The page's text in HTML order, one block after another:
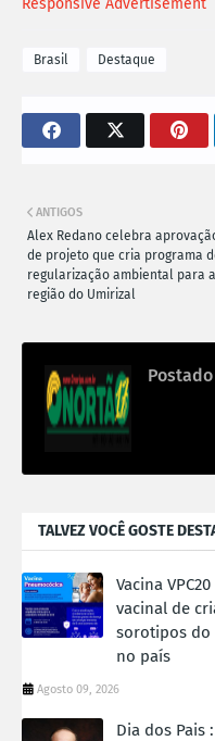
Brasil Destaque
ANTIGOS
Alex Redano celebra
de projeto que cria programa
regularização ambiental para a
região do Umirizal
TALVEZ VOCÊ GOSTE
Vacina
vacinal de
sorotipos do
no país
Agosto 09, 2026
Dia dos Pais